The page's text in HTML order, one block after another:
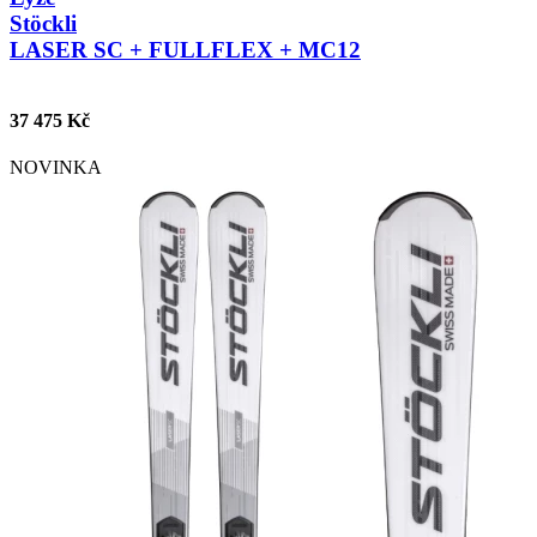
Stöckli
LASER SC + FULLFLEX + MC12
37 475 Kč
NOVINKA